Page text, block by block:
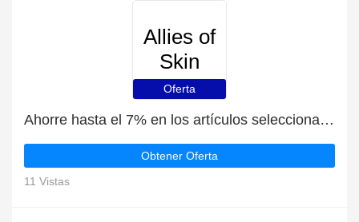
Allies of
Skin
Oferta
Ahorre hasta el 7% en los artículos seleccionados | fin en breve
Obtener Oferta
11 Vistas